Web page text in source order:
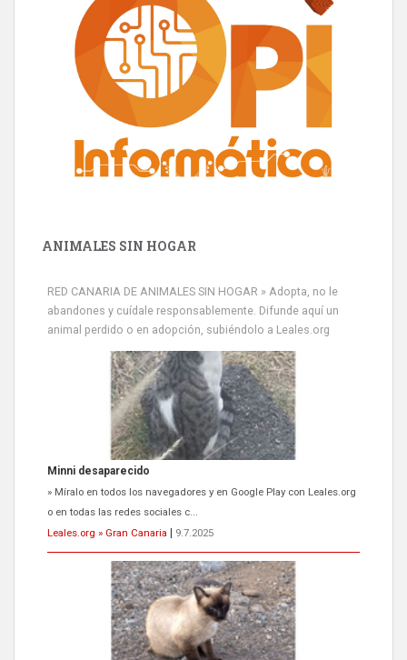
ANIMALES SIN HOGAR
RED CANARIA DE ANIMALES SIN HOGAR » Adopta, no le
abandones y cuídale responsablemente. Difunde aquí un
animal perdido o en adopción, subiéndolo a Leales.org
Siami Perdida
Se llama Siami,es hembra de 4 años,esterilizada con marca de
oreja,cariñosa,mimosa pero miedosa,e...
Leales.org » Gran Canaria
9.7.2025